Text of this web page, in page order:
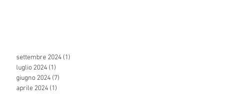
settembre 2024 (1)
luglio 2024 (1)
giugno 2024 (7)
aprile 2024 (1)